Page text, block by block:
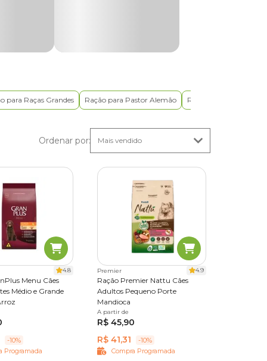
à
ao
para Raças Grandes Ração para Pastor Alemão Ração para Pug
Ordenar por:
4.8
Menu Cães
Médio e Grande
kg
-10%
Programada
Premier 4.9
Ração Premier Nattu Cães
Adultos Pequeno Porte
Mandioca
1 kg 2,5 kg
A partir de
R$ 45,90
R$ 41,31
-10%
Compra Programada